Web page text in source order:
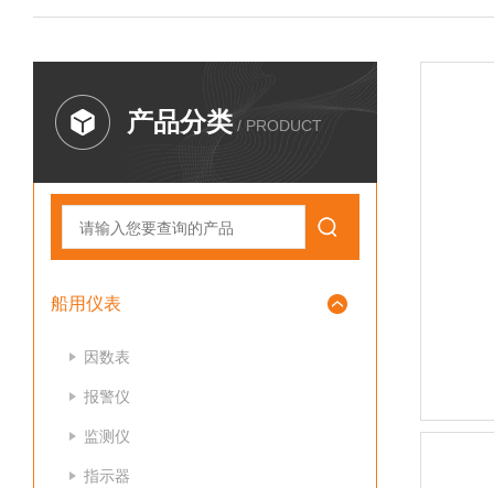
产品分类 / PRODUCT
船用仪表
因数表
报警仪
监测仪
指示器